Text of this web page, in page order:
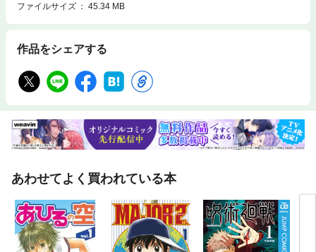
ファイルサイズ
45.34 MB
作品をシェアする
あわせてよく買われている本